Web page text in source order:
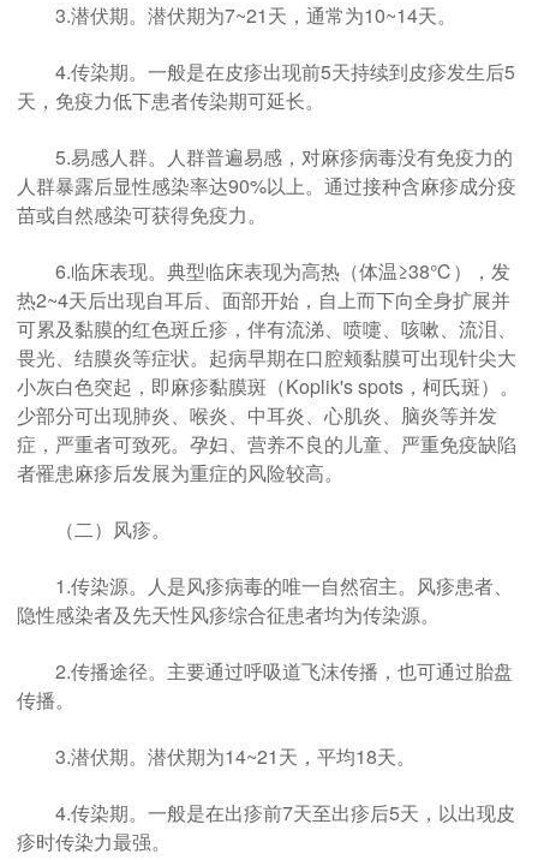
3.潜伏期。潜伏期为7~21天，通常为10~14天。
4.传染期。一般是在皮疹出现前5天持续到皮疹发生后5
天，免疫力低下患者传染期可延长。
5.易感人群。人群普遍易感，对麻疹病毒没有免疫力的
人群暴露后显性感染率达90%以上。通过接种含麻疹成分疫
苗或自然感染可获得免疫力。
6.临床表现。典型临床表现为高热（体温≥38℃），发
热2~4天后出现自耳后、面部开始，自上而下向全身扩展并
可累及黏膜的红色斑丘疹，伴有流涕、喷嚏、咳嗽、流泪、
畏光、结膜炎等症状。起病早期在口腔颊黏膜可出现针尖大
小灰白色突起，即麻疹黏膜斑（Koplik's spots，柯氏斑）。
少部分可出现肺炎、喉炎、中耳炎、心肌炎、脑炎等并发
症，严重者可致死。孕妇、营养不良的儿童、严重免疫缺陷
者罹患麻疹后发展为重症的风险较高。
（二）风疹。
1.传染源。人是风疹病毒的唯一自然宿主。风疹患者、
隐性感染者及先天性风疹综合征患者均为传染源。
2.传播途径。主要通过呼吸道飞沫传播，也可通过胎盘
传播。
3.潜伏期。潜伏期为14~21天，平均18天。
4.传染期。一般是在出疹前7天至出疹后5天，以出现皮
疹时传染力最强。